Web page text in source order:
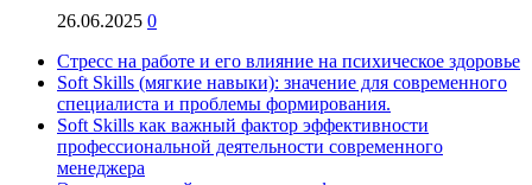
26.06.2025 0
Стресс на работе и его влияние на психическое здоровье
Soft Skills (мягкие навыки): значение для современного
специалиста и проблемы формирования.
Soft Skills как важный фактор эффективности
профессиональной деятельности современного
менеджера